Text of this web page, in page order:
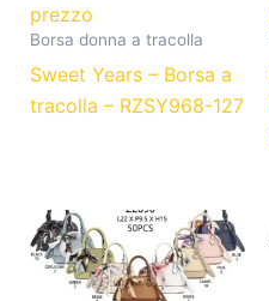
prezzo
Borsa donna a tracolla
Sweet Years – Borsa a
tracolla – RZSY968-127